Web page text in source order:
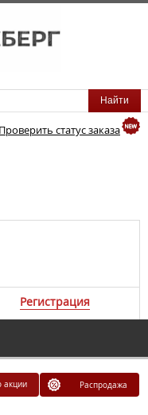
Проверить статус заказа
Регистрация
акции Распродажа